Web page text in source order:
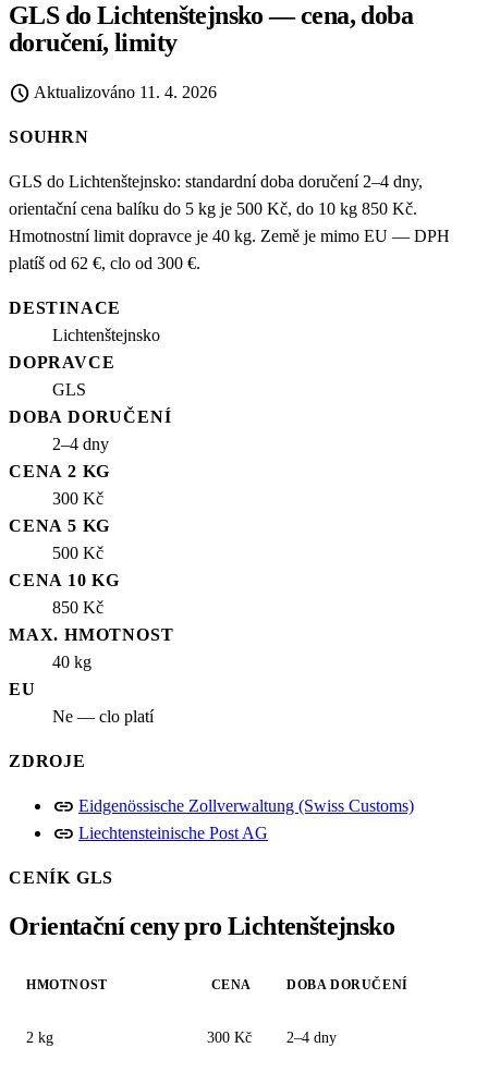
GLS do Lichtenštejnsko — cena, doba
doručení, limity
schedule Aktualizováno 11. 4. 2026
SOUHRN
GLS do Lichtenštejnsko: standardní doba doručení 2–4 dny,
orientační cena balíku do 5 kg je 500 Kč, do 10 kg 850 Kč.
Hmotnostní limit dopravce je 40 kg. Země je mimo EU — DPH
platíš od 62 €, clo od 300 €.
DESTINACE
Lichtenštejnsko
DOPRAVCE
GLS
DOBA DORUČENÍ
2–4 dny
CENA 2 KG
300 Kč
CENA 5 KG
500 Kč
CENA 10 KG
850 Kč
MAX. HMOTNOST
40 kg
EU
Ne — clo platí
ZDROJE
link Eidgenössische Zollverwaltung (Swiss Customs)
link Liechtensteinische Post AG
CENÍK GLS
Orientační ceny pro Lichtenštejnsko
HMOTNOST CENA DOBA DORUČENÍ
2 kg 300 Kč 2–4 dny